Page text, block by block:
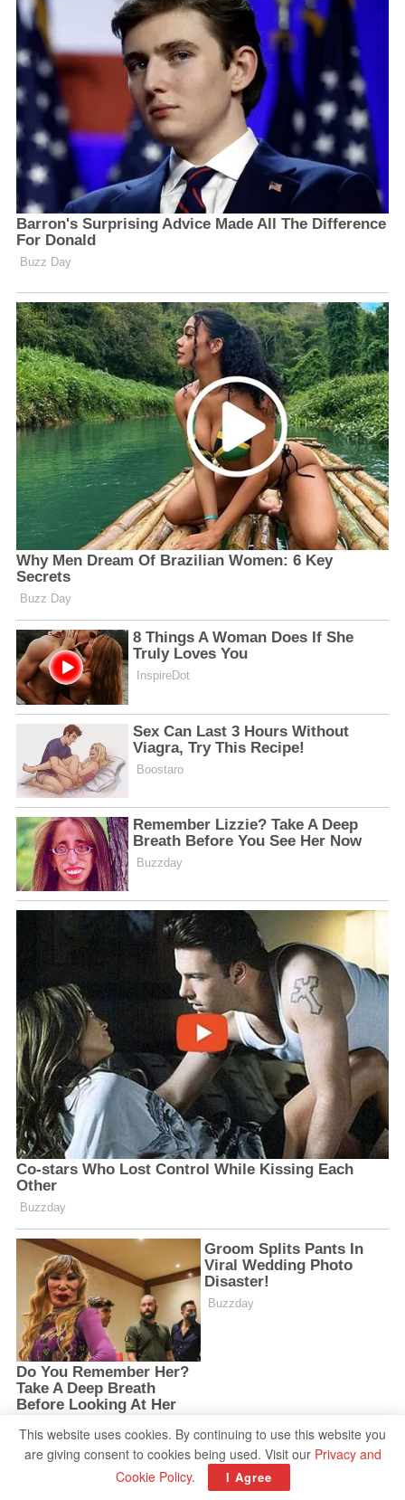
This website uses cookies. By continuing to use this website you
are giving consent to cookies being used. Visit our Privacy and
Cookie Policy. I Agree